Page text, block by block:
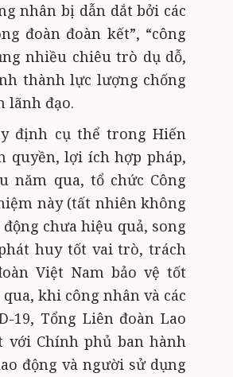
nhân bị dẫn dắt bởi các
đoàn đoàn kết”, “công
nhiều chiêu trò dụ dỗ,
thành lực lượng chống
lãnh đạo.
định cụ thể trong Hiến
quyền, lợi ích hợp pháp,
năm qua, tổ chức Công
này (tất nhiên không
chưa hiệu quả, song
huy tốt vai trò, trách
Việt Nam bảo vệ tốt
khi công nhân và các
19, Tổng Liên đoàn Lao
với Chính phủ ban hành
động và người sử dụng